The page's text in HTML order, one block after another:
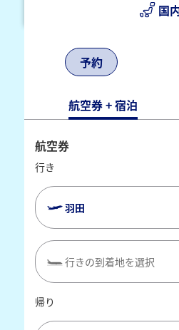
国
予約
航空券 + 宿泊
航空券
行き
羽田
行きの到着地を選択
帰り